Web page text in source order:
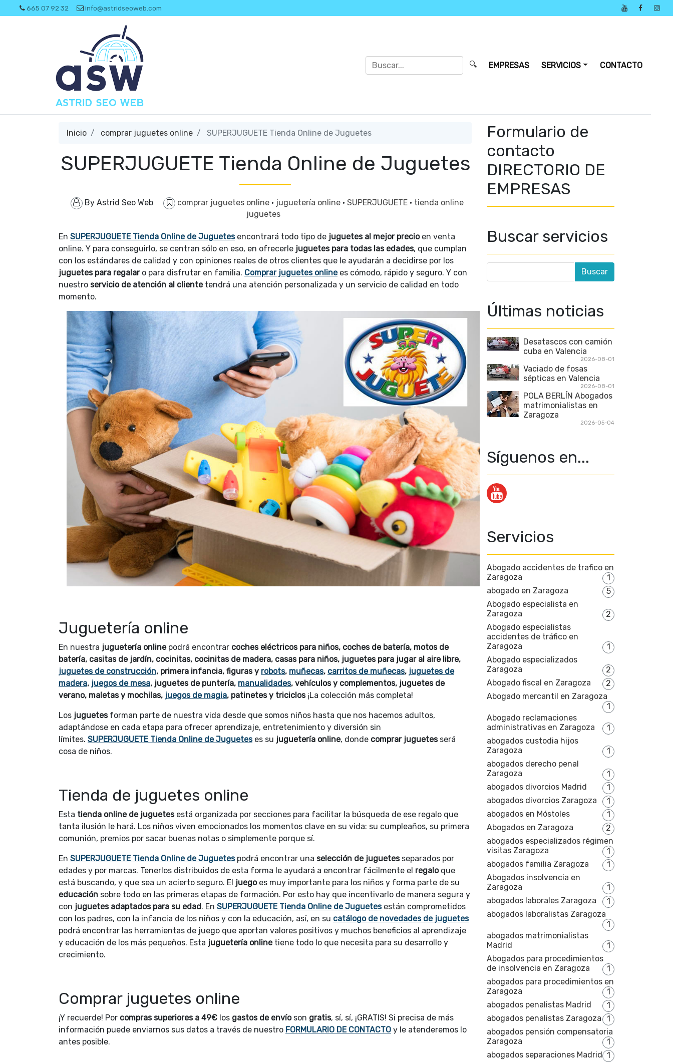
665 07 92 32 info@astridseoweb.com
🔍 EMPRESAS SERVICIOS CONTACTO
Inicio comprar juguetes online SUPERJUGUETE Tienda Online de Juguetes
SUPERJUGUETE Tienda Online de Juguetes
By Astrid Seo Web comprar juguetes online · juguetería online · SUPERJUGUETE · tienda online
juguetes
En SUPERJUGUETE Tienda Online de Juguetesencontrará todo tipo de juguetes al mejor precioen venta
online. Y para conseguirlo, se centran sólo en eso, en ofrecerle juguetes para todas las edades, que cumplan
con los estándares de calidad y con opiniones reales de otros clientes que le ayudarán a decidirse por los
juguetes para regalaro para disfrutar en familia. Comprar juguetes onlinees cómodo, rápido y seguro. Y con
nuestro servicio de atención al clientetendrá una atención personalizada y un servicio de calidad en todo
momento.
Juguetería online
En nuestra juguetería onlinepodrá encontrar coches eléctricos para niños, coches de batería, motos de
batería, casitas de jardín, cocinitas, cocinitas de madera, casas para niños, juguetes para jugar al aire libre,
juguetes de construcción, primera infancia, figuras y robots, muñecas, carritos de muñecas, juguetes de
madera, juegos de mesa, juguetes de puntería, manualidades, vehículos y complementos, juguetes de
verano, maletas y mochilas, juegos de magia, patinetes y triciclos¡La colección más completa!
Los juguetes forman parte de nuestra vida desde que somos niños hasta que nos hacemos adultos,
adaptándose en cada etapa para ofrecer aprendizaje, entretenimiento y diversión sin
límites. SUPERJUGUETE Tienda Online de Jugueteses su juguetería online, donde comprar juguetesserá
cosa de niños.
Tienda de juguetes online
Esta tienda online de juguetesestá organizada por secciones para facilitar la búsqueda de ese regalo que
tanta ilusión le hará. Los niños viven emocionados los momentos clave en su vida: su cumpleaños, su primera
comunión, premios por sacar buenas notas o simplemente porque sí.
En SUPERJUGUETE Tienda Online de Juguetes podrá encontrar una selección de juguetesseparados por
edades y por marcas. Tenerlos distribuidos de esta forma le ayudará a encontrar fácilmente el regalo que
está buscando, y que sea un acierto seguro. El juego es muy importante para los niños y forma parte de su
educación sobre todo en las primeras etapas de formación. Por esto hay que incentivarlo de manera segura y
con juguetes adaptados para su edad. En SUPERJUGUETE Tienda Online de Juguetesestán comprometidos
con los padres, con la infancia de los niños y con la educación, así, en su catálogo de novedades de juguetes
podrá encontrar las herramientas de juego que aportan valores positivos y muchos beneficios al aprendizaje
y educación de los más pequeños. Esta juguetería onlinetiene todo lo que necesita para su desarrollo y
crecimiento.
Comprar juguetes online
¡Y recuerde! Por compras superiores a 49€ los gastos de envíoson gratis, sí, sí, ¡GRATIS! Si precisa de más
información puede enviarnos sus datos a través de nuestro FORMULARIO DE CONTACTO y le atenderemos lo
antes posible.
Formulario de
contacto
DIRECTORIO DE
EMPRESAS
Buscar servicios
Últimas noticias
Desatascos con camión
cuba en Valencia
2026-08-01
Vaciado de fosas
sépticas en Valencia
2026-08-01
POLA BERLÍN Abogados
matrimonialistas en
Zaragoza
2026-05-04
Síguenos en...
Servicios
Abogado accidentes de trafico en
Zaragoza
1
abogado en Zaragoza
5
Abogado especialista en
Zaragoza
2
Abogado especialistas
accidentes de tráfico en
Zaragoza
1
Abogado especializados
Zaragoza
2
Abogado fiscal en Zaragoza
2
Abogado mercantil en Zaragoza
1
Abogado reclamaciones
administrativas en Zaragoza
1
abogados custodia hijos
Zaragoza
1
abogados derecho penal
Zaragoza
1
abogados divorcios Madrid
1
abogados divorcios Zaragoza
1
abogados en Móstoles
1
Abogados en Zaragoza
2
abogados especializados régimen
visitas Zaragoza
1
abogados familia Zaragoza
1
Abogados insolvencia en
Zaragoza
1
abogados laborales Zaragoza
1
abogados laboralistas Zaragoza
1
abogados matrimonialistas
Madrid
1
Abogados para procedimientos
de insolvencia en Zaragoza
1
abogados para procedimientos en
Zaragoza
1
abogados penalistas Madrid
1
abogados penalistas Zaragoza
1
abogados pensión compensatoria
Zaragoza
1
abogados separaciones Madrid 1